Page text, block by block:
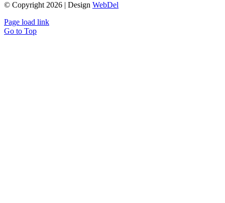
© Copyright 2026 | Design WebDel
Page load link
Go to Top